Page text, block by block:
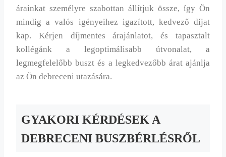
árainkat személyre szabottan állítjuk össze, így Ön
mindig a valós igényeihez igazított, kedvező díjat
kap. Kérjen díjmentes árajánlatot, és tapasztalt
kollégánk a legoptimálisabb útvonalat, a
legmegfelelőbb buszt és a legkedvezőbb árat ajánlja
az Ön debreceni utazására.
GYAKORI KÉRDÉSEK A
DEBRECENI BUSZBÉRLÉSRŐL